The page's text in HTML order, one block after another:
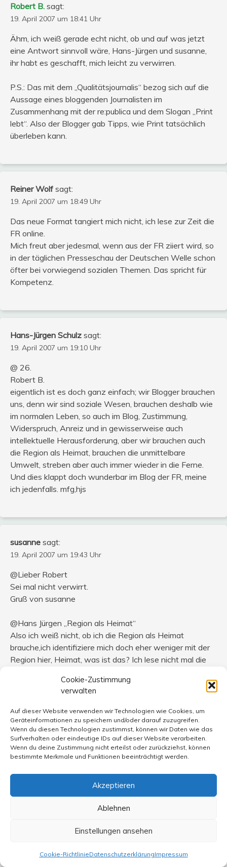
Cookie-Zustimmung
verwalten
Auf dieser Website verwenden wir Technologien wie Cookies, um
Geräteinformationen zu speichern und/oder darauf zuzugreifen.
Wenn du diesen Technologien zustimmst, können wir Daten wie das
Surfverhalten oder eindeutige IDs auf dieser Website verarbeiten.
Wenn du deine Zustimmung nicht erteilst oder zurückziehst, können
bestimmte Merkmale und Funktionen beeinträchtigt werden.
Akzeptieren
Ablehnen
Einstellungen ansehen
Cookie-RichtlinieDatenschutzerklärungImpressum
Robert B. sagt:
19. April 2007 um 18:41 Uhr
Ähm, ich weiß gerade echt nicht, ob und auf was jetzt
eine Antwort sinnvoll wäre, Hans-Jürgen und susanne,
ihr habt es geschafft, mich leicht zu verwirren.
P.S.: Das mit dem „Qualitätsjournalis“ bezog sich auf die
Aussage eines bloggenden Journalisten im
Zusammenhang mit der re:publica und dem Slogan „Print
lebt“. Also der Blogger gab Tipps, wie Print tatsächlich
überleben kann.
Reiner Wolf sagt:
19. April 2007 um 18:49 Uhr
Das neue Format tangiert mich nicht, ich lese zur Zeit die
FR online.
Mich freut aber jedesmal, wenn aus der FR ziiert wird, so
in der täglichen Presseschau der Deutschen Welle schon
öfter bei vorwiegend sozialen Themen. Das spricht für
Kompetenz.
Hans-Jürgen Schulz sagt:
19. April 2007 um 19:10 Uhr
@ 26.
Robert B.
eigentlich ist es doch ganz einfach; wir Blogger brauchen
uns, denn wir sind soziale Wesen, brauchen deshalb wie
im normalen Leben, so auch im Blog, Zustimmung,
Widerspruch, Anreiz und in gewisserweise auch
intellektuelle Herausforderung, aber wir brauchen auch
die Region als Heimat, brauchen die unmittelbare
Umwelt, streben aber auch immer wieder in die Ferne.
Und dies klappt doch wunderbar im Blog der FR, meine
ich jedenfalls. mfg,hjs
susanne sagt:
19. April 2007 um 19:43 Uhr
@Lieber Robert
Sei mal nicht verwirrt.
Gruß von susanne
@Hans Jürgen „Region als Heimat“
Also ich weiß nicht, ob ich die Region als Heimat
brauche,ich identifiziere mich doch eher weniger mit der
Region hier, Heimat, was ist das? Ich lese nicht mal die
Hans-Jürgen Schulz sagt:
19. April 2007 um 20:52 Uhr
@ 29 Susanne
die Menschen erinnern sich meist erst im
fortgeschrittenem Alter intensiv an so etwas wie
Heimat. Aber in einer Region in der man lebt, sollte man
ist es relativ leicht einfach irgendwo „nur“ zu wohnen.
daheim, nimmt man ein Buch oder schaut Fernsehen oder